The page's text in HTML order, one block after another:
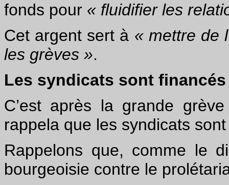
fonds pour « fluidifier les
Cet argent sert à « mettre de
les grèves ».
Les syndicats sont financés
C’est après la grande
rappela que les syndicats
Rappelons que, comme le
bourgeoisie contre le